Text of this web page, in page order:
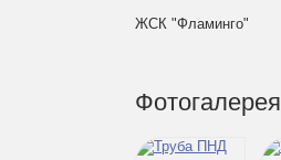
ЖСК "Фламинго"
Фотогалерея